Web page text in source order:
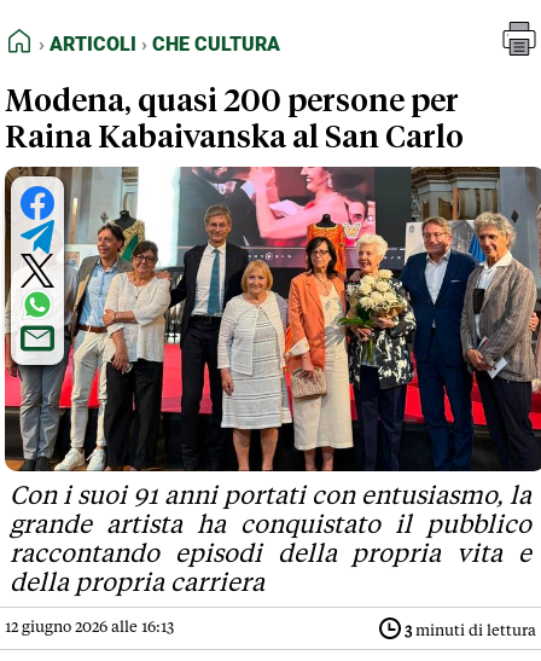
FEED RSS
NORMATIVE DEONTOLOGICHE
TERMINI e CONDIZIONI
Articoli
Che Cultura
HOME
ARTICOLI CHE CULTURA
Modena, quasi 200 persone per
Raina Kabaivanska al San Carlo
Con i suoi 91 anni portati con entusiasmo, la
grande artista ha conquistato il pubblico
raccontando episodi della propria vita e
della propria carriera
12 giugno 2026 alle 16:13 3minuti di lettura